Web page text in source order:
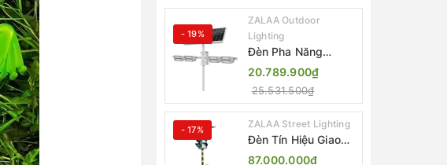
(80W, IP65)
- 19%
ZALAA Outdoor
Lighting
Đèn Pha Năng
Lượng Mặt Trời Sân
Thể Thao ZALAA
Jsc Chống Nước
IP65 Cao Cấp
20.789.900₫
25.531.500₫
- 17% ZALAA Street Lighting
Đèn Tín Hiệu Giao
Thông Di Động Năng
87.000.000₫